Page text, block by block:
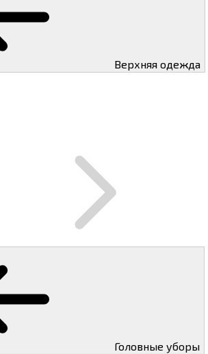
Верхняя одежда
Головные уборы